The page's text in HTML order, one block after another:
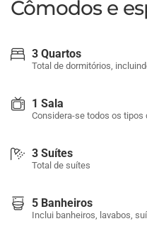
Cômodos e
3 Quartos
Total de dormitórios,
1 Sala
Considera-se todos os tipos
3 Suítes
Total de suítes
5 Banheiros
Inclui banheiros, lavabos,